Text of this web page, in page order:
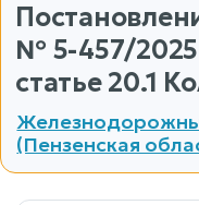
№ 5-457/2025
статье 20.1
(Пензенская